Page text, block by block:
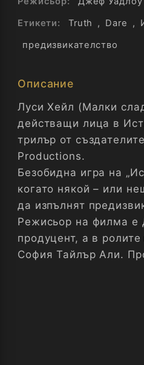
Етикети:
Truth , Dare ,
предизвикателство
Описание
Луси Хейл (Малки
действащи лица в
трилър от
Productions.
Безобидна игра на
когато някой – или
да изпълнят
Режисьор на филма е
продуцент, а в
София Тайлър Али.